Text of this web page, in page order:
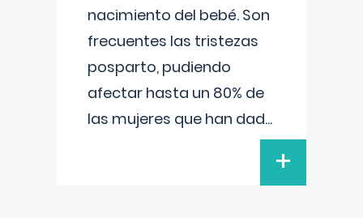
nacimiento del bebé. Son
frecuentes las tristezas
posparto, pudiendo
afectar hasta un 80% de
las mujeres que han dad...
+